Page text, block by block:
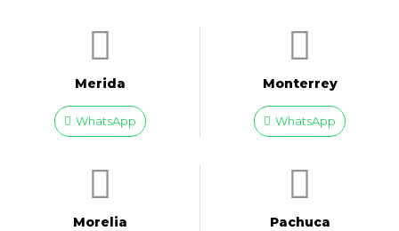
Merida
WhatsApp
Monterrey
WhatsApp
Morelia Pachuca